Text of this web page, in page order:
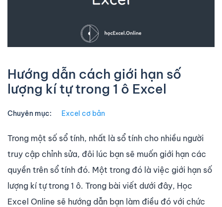
Hướng dẫn cách giới hạn số
lượng kí tự trong 1 ô Excel
Chuyên mục: Excel cơ bản
Trong một số sổ tính, nhất là sổ tính cho nhiều người
truy cập chỉnh sửa, đôi lúc bạn sẽ muốn giới hạn các
quyền trên sổ tính đó. Một trong đó là việc giới hạn số
lượng kí tự trong 1 ô. Trong bài viết dưới đây, Học
Excel Online sẽ hướng dẫn bạn làm điều đó với chức